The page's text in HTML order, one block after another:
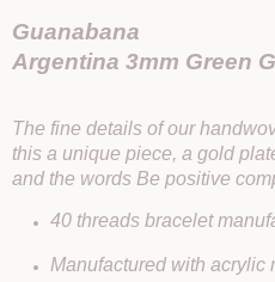
Guanabana
Argentina 3mm Green
The fine details of our
this a unique piece, a gold
and the words Be positive
40 threads bracelet
Manufactured with acrylic